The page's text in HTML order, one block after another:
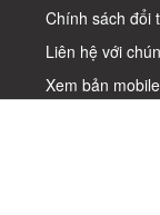
Chính sách đổi
Liên hệ với
Xem bản